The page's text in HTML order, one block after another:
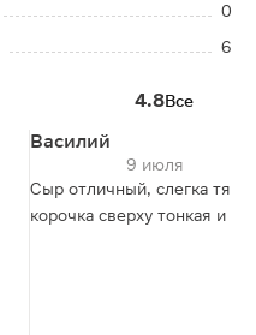
0
6
4.8Все
Василий
9 июля
Сыр отличный, слегка
корочка сверху тонкая и